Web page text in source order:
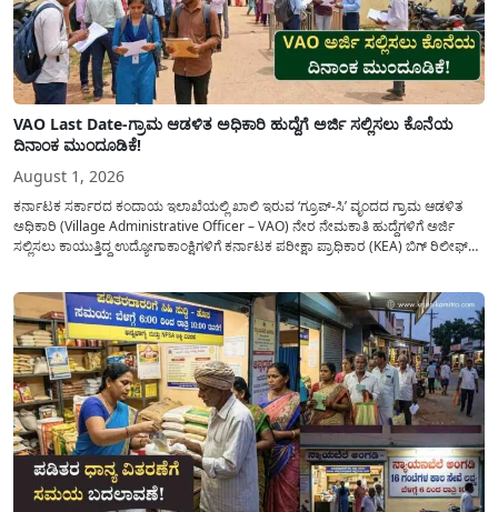
VAO Last Date-ಗ್ರಾಮ ಆಡಳಿತ ಅಧಿಕಾರಿ ಹುದ್ದೆಗೆ ಅರ್ಜಿ ಸಲ್ಲಿಸಲು ಕೊನೆಯ
ದಿನಾಂಕ ಮುಂದೂಡಿಕೆ!
August 1, 2026
ಕರ್ನಾಟಕ ಸರ್ಕಾರದ ಕಂದಾಯ ಇಲಾಖೆಯಲ್ಲಿ ಖಾಲಿ ಇರುವ ‘ಗ್ರೂಪ್-ಸಿ’ ವೃಂದದ ಗ್ರಾಮ ಆಡಳಿತ
ಅಧಿಕಾರಿ (Village Administrative Officer – VAO) ನೇರ ನೇಮಕಾತಿ ಹುದ್ದೆಗಳಿಗೆ ಅರ್ಜಿ
ಸಲ್ಲಿಸಲು ಕಾಯುತ್ತಿದ್ದ ಉದ್ಯೋಗಾಕಾಂಕ್ಷಿಗಳಿಗೆ ಕರ್ನಾಟಕ ಪರೀಕ್ಷಾ ಪ್ರಾಧಿಕಾರ (KEA) ಬಿಗ್ ರಿಲೀಫ್